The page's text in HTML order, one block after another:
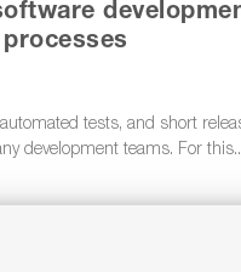
tests, and short
development teams. For this